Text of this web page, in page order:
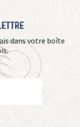
dans votre boîte